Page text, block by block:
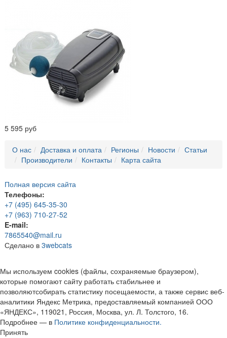
5 595 руб
О нас Доставка и оплата Регионы Новости
Статьи
Производители
Контакты Карта сайта
Полная версия сайта
Телефоны:
+7 (495) 645-35-30
+7 (963) 710-27-52
E-mail:
7865540@mail.ru
Сделано в 3webcats
Мы используем cookies (файлы, сохраняемые браузером),
которые помогают сайту работать стабильнее и
позволяютсобирать статистику посещаемости, а также сервис веб-
аналитики Яндекс Метрика, предоставляемый компанией ООО
«ЯНДЕКС», 119021, Россия, Москва, ул. Л. Толстого, 16.
Подробнее — в Политике конфиденциальности.
Принять